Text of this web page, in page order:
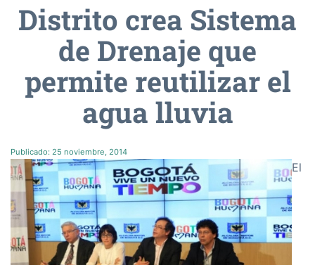
Distrito crea Sistema
de Drenaje que
permite reutilizar el
agua lluvia
Publicado: 25 noviembre, 2014
El